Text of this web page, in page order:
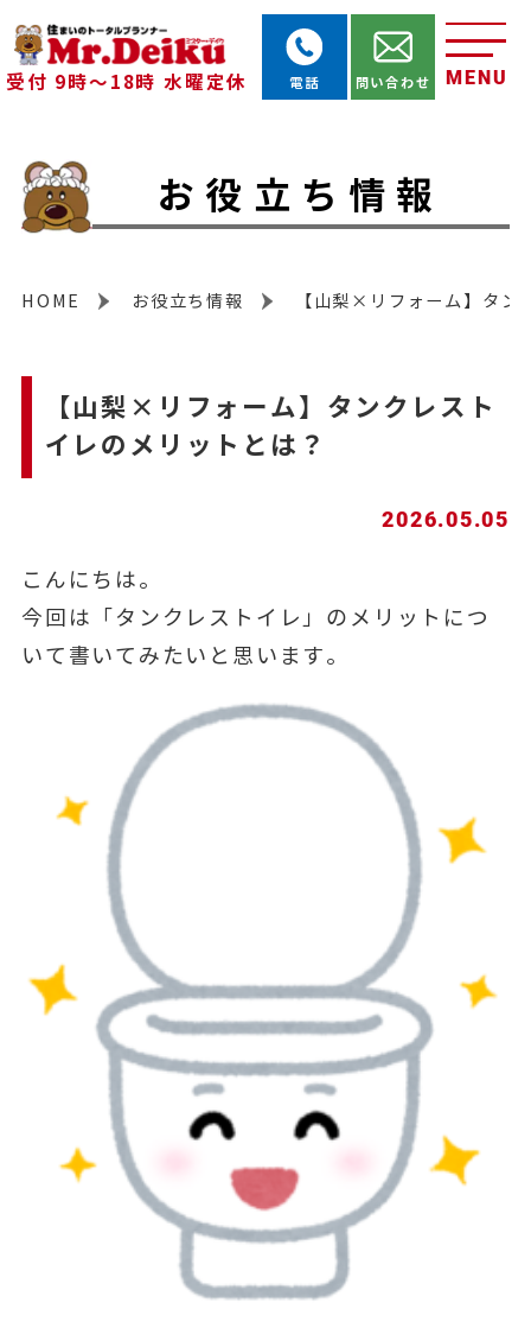
受付 9時～18時 水曜定休 MENU
電話 問い合わせ
お役立ち情報
HOME お役立ち情報 【山梨×リフォーム】タン
【山梨×リフォーム】タンクレスト
イレのメリットとは？
2026.05.05
こんにちは。
今回は「タンクレストイレ」のメリットにつ
いて書いてみたいと思います。